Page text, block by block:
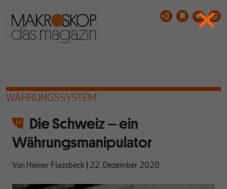
WÄHRUNGSSYSTEM
Die Schweiz – ein
Währungsmanipulator
Von Heiner Flassbeck 22. Dezember 2020